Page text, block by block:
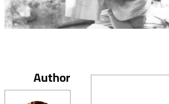
Author